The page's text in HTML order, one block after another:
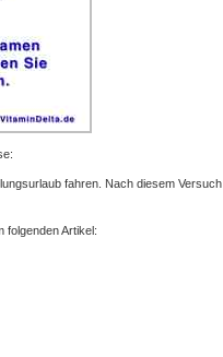
:
fahren. Nach diesem Versuch
folgenden Artikel: